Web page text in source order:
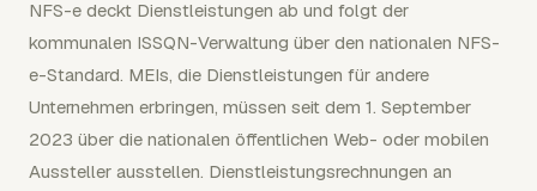
NFS-e deckt Dienstleistungen ab und folgt der
kommunalen ISSQN-Verwaltung über den nationalen NFS-
e-Standard. MEIs, die Dienstleistungen für andere
Unternehmen erbringen, müssen seit dem 1. September
2023 über die nationalen öffentlichen Web- oder mobilen
Aussteller ausstellen. Dienstleistungsrechnungen an